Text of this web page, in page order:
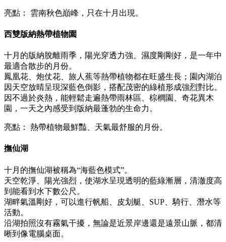
亮點： 雲南秋色巔峰，只在十月出現。
西雙版納熱帶植物園
十月的版納脫離雨季，陽光穿透力強、濕度剛剛好，是一年中
最適合散步的月份。
鳳凰花、炮仗花、旅人蕉等熱帶植物都在旺盛生長；園內湖泊
因天空放晴呈現深藍色倒影，搭配茂密的綠植形成強烈對比。
因不過於炎熱，能輕鬆走遍熱帶雨林區、棕櫚園、奇花異木
園，一天之內感受到版納最蓬勃的生命力。
亮點： 熱帶植物最鮮豔、天氣最舒服的月份。
撫仙湖
十月的撫仙湖被稱為“海藍色模式”。
天空乾淨、陽光強烈，使湖水呈現透明的藍綠漸層，清澈度高
到能看到水下數公尺。
湖畔氣溫剛好，可以進行帆船、皮划艇、SUP、騎行、潛水等
活動。
沿湖拍照沒有霧氣干擾，無論是近景岸邊還是遠景山脈，都清
晰到像電腦桌面。